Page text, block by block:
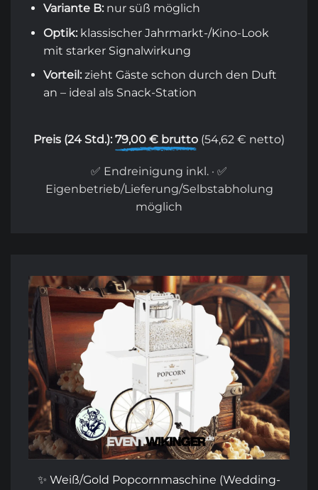
Variante B:nur süß möglich
Optik:klassischer Jahrmarkt-/Kino-Look
mit starker Signalwirkung
Vorteil:zieht Gäste schon durch den Duft
an – ideal als Snack-Station
Preis (24 Std.): 79,00 € brutto (54,62 € netto)
✅ Endreinigung inkl. · ✅
Eigenbetrieb/Lieferung/Selbstabholung
möglich
✨ Weiß/Gold Popcornmaschine (Wedding-